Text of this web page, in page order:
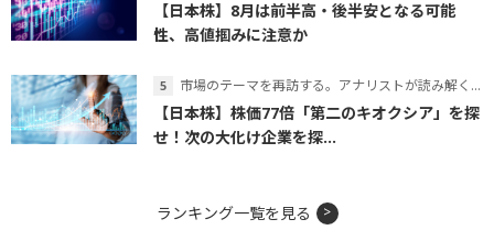
【日本株】8月は前半高・後半安となる可能
性、高値掴みに注意か
市場のテーマを再訪する。アナリストが読み解くテーマの本質
【日本株】株価77倍「第二のキオクシア」を探
せ！次の大化け企業を探...
ランキング一覧を見る